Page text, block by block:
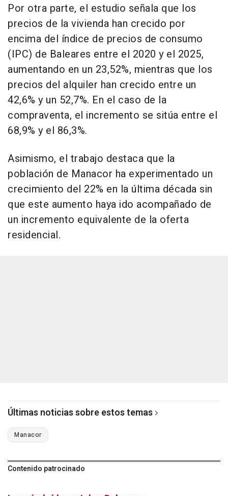
Por otra parte, el estudio señala que los
precios de la vivienda han crecido por
encima del índice de precios de consumo
(IPC) de Baleares entre el 2020 y el 2025,
aumentando en un 23,52%, mientras que los
precios del alquiler han crecido entre un
42,6% y un 52,7%. En el caso de la
compraventa, el incremento se sitúa entre el
68,9% y el 86,3%.
Asimismo, el trabajo destaca que la
población de Manacor ha experimentado un
crecimiento del 22% en la última década sin
que este aumento haya ido acompañado de
un incremento equivalente de la oferta
residencial.
Últimas noticias sobre estos temas
Manacor
Contenido patrocinado